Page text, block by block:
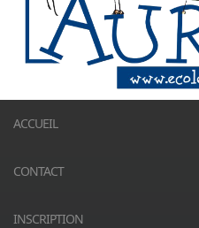
ACCUEIL
CONTACT
INSCRIPTION